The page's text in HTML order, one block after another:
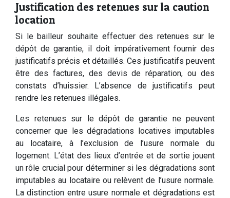
Justification des retenues sur la caution
location
Si le bailleur souhaite effectuer des retenues sur le
dépôt de garantie, il doit impérativement fournir des
justificatifs précis et détaillés. Ces justificatifs peuvent
être des factures, des devis de réparation, ou des
constats d’huissier. L’absence de justificatifs peut
rendre les retenues illégales.
Les retenues sur le dépôt de garantie ne peuvent
concerner que les dégradations locatives imputables
au locataire, à l’exclusion de l’usure normale du
logement. L’état des lieux d’entrée et de sortie jouent
un rôle crucial pour déterminer si les dégradations sont
imputables au locataire ou relèvent de l’usure normale.
La distinction entre usure normale et dégradations est